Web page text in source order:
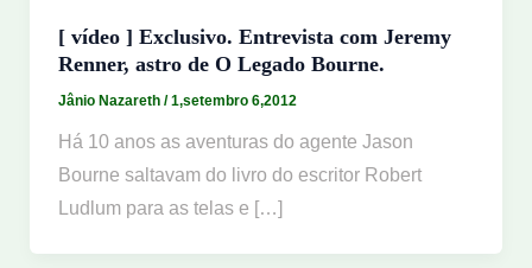
[ vídeo ] Exclusivo. Entrevista com Jeremy
Renner, astro de O Legado Bourne.
Jânio Nazareth /1,setembro 6,2012
Há 10 anos as aventuras do agente Jason
Bourne saltavam do livro do escritor Robert
Ludlum para as telas e […]